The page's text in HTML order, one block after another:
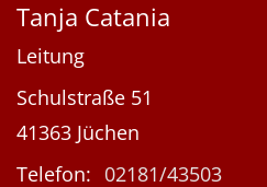
Tanja Catania
Leitung
Schulstraße 51
41363 Jüchen
Telefon: 02181/43503